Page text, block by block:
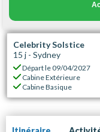
Celebrity Solstice
15 j - Sydney
Départ le09/04/2027
Cabine Extérieure
Cabine Basique